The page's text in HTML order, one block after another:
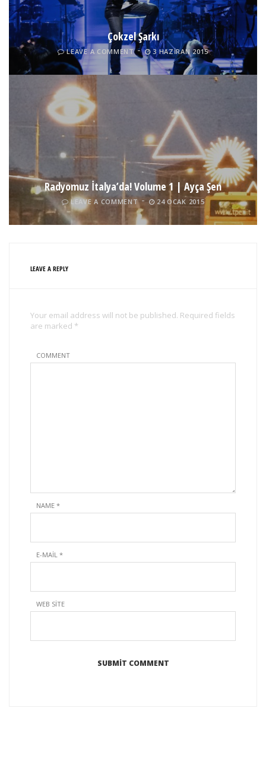
Çokzel Şarkı
LEAVE A COMMENT 3 HAZIRAN 2015
Radyomuz İtalya’da! Volume 1 | Ayça Şen
LEAVE A COMMENT 24 OCAK 2015
LEAVE A REPLY
Your email address will not be published. Required fields
are marked *
COMMENT
NAME *
E-MAIL *
WEB SITE